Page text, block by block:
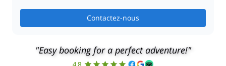
Contactez-nous
"Easy booking for a perfect adventure!"
4.8